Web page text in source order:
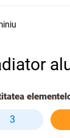
3